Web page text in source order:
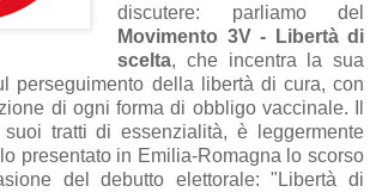
discutere: parliamo del
Movimento 3V - Libertà di
scelta, che incentra la sua
perseguimento della libertà di cura, con
di ogni forma di obbligo vaccinale. Il
tratti di essenzialità, è leggermente
presentato in Emilia-Romagna lo scorso
del debutto elettorale: "Libertà di